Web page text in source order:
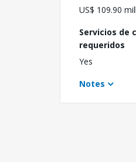
US$ 109.90
Servicios de
requeridos
Yes
Notes